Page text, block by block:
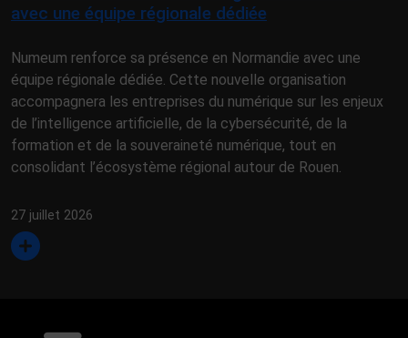
avec une équipe régionale dédiée
Numeum renforce sa présence en Normandie avec une
équipe régionale dédiée. Cette nouvelle organisation
accompagnera les entreprises du numérique sur les enjeux
de l’intelligence artificielle, de la cybersécurité, de la
formation et de la souveraineté numérique, tout en
consolidant l’écosystème régional autour de Rouen.
27 juillet 2026